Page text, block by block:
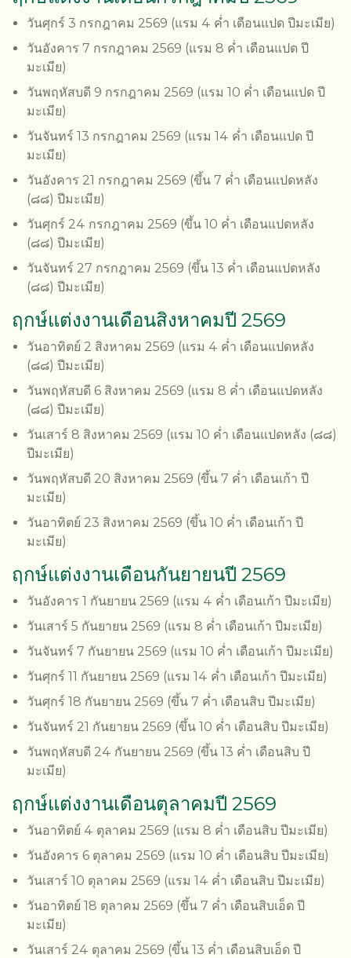
วันศุกร์ 3 กรกฎาคม 2569 (แรม 4 ค่ำ เดือนแปด ปีมะเมีย)
วันอังคาร 7 กรกฎาคม 2569 (แรม 8 ค่ำ เดือนแปด ปี
มะเมีย)
วันพฤหัสบดี 9 กรกฎาคม 2569 (แรม 10 ค่ำ เดือนแปด ปี
มะเมีย)
วันจันทร์ 13 กรกฎาคม 2569 (แรม 14 ค่ำ เดือนแปด ปี
มะเมีย)
วันอังคาร 21 กรกฎาคม 2569 (ขึ้น 7 ค่ำ เดือนแปดหลัง
(๘๘) ปีมะเมีย)
วันศุกร์ 24 กรกฎาคม 2569 (ขึ้น 10 ค่ำ เดือนแปดหลัง
(๘๘) ปีมะเมีย)
วันจันทร์ 27 กรกฎาคม 2569 (ขึ้น 13 ค่ำ เดือนแปดหลัง
(๘๘) ปีมะเมีย)
ฤกษ์แต่งงานเดือนสิงหาคมปี 2569
วันอาทิตย์ 2 สิงหาคม 2569 (แรม 4 ค่ำ เดือนแปดหลัง
(๘๘) ปีมะเมีย)
วันพฤหัสบดี 6 สิงหาคม 2569 (แรม 8 ค่ำ เดือนแปดหลัง
(๘๘) ปีมะเมีย)
วันเสาร์ 8 สิงหาคม 2569 (แรม 10 ค่ำ เดือนแปดหลัง (๘๘)
ปีมะเมีย)
วันพฤหัสบดี 20 สิงหาคม 2569 (ขึ้น 7 ค่ำ เดือนเก้า ปี
มะเมีย)
วันอาทิตย์ 23 สิงหาคม 2569 (ขึ้น 10 ค่ำ เดือนเก้า ปี
มะเมีย)
ฤกษ์แต่งงานเดือนกันยายนปี 2569
วันอังคาร 1 กันยายน 2569 (แรม 4 ค่ำ เดือนเก้า ปีมะเมีย)
วันเสาร์ 5 กันยายน 2569 (แรม 8 ค่ำ เดือนเก้า ปีมะเมีย)
วันจันทร์ 7 กันยายน 2569 (แรม 10 ค่ำ เดือนเก้า ปีมะเมีย)
วันศุกร์ 11 กันยายน 2569 (แรม 14 ค่ำ เดือนเก้า ปีมะเมีย)
วันศุกร์ 18 กันยายน 2569 (ขึ้น 7 ค่ำ เดือนสิบ ปีมะเมีย)
วันจันทร์ 21 กันยายน 2569 (ขึ้น 10 ค่ำ เดือนสิบ ปีมะเมีย)
วันพฤหัสบดี 24 กันยายน 2569 (ขึ้น 13 ค่ำ เดือนสิบ ปี
มะเมีย)
ฤกษ์แต่งงานเดือนตุลาคมปี 2569
วันอาทิตย์ 4 ตุลาคม 2569 (แรม 8 ค่ำ เดือนสิบ ปีมะเมีย)
วันอังคาร 6 ตุลาคม 2569 (แรม 10 ค่ำ เดือนสิบ ปีมะเมีย)
วันเสาร์ 10 ตุลาคม 2569 (แรม 14 ค่ำ เดือนสิบ ปีมะเมีย)
วันอาทิตย์ 18 ตุลาคม 2569 (ขึ้น 7 ค่ำ เดือนสิบเอ็ด ปี
มะเมีย)
วันเสาร์ 24 ตุลาคม 2569 (ขึ้น 13 ค่ำ เดือนสิบเอ็ด ปี